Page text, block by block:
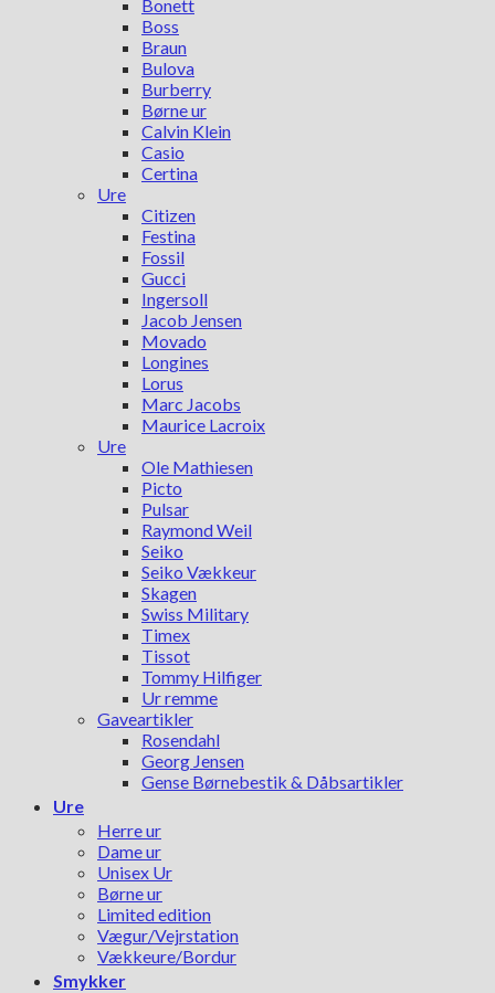
Bonett
Boss
Braun
Bulova
Burberry
Børne ur
Calvin Klein
Casio
Certina
Ure
Citizen
Festina
Fossil
Gucci
Ingersoll
Jacob Jensen
Movado
Longines
Lorus
Marc Jacobs
Maurice Lacroix
Ure
Ole Mathiesen
Picto
Pulsar
Raymond Weil
Seiko
Seiko Vækkeur
Skagen
Swiss Military
Timex
Tissot
Tommy Hilfiger
Ur remme
Gaveartikler
Rosendahl
Georg Jensen
Gense Børnebestik & Dåbsartikler
Ure
Herre ur
Dame ur
Unisex Ur
Børne ur
Limited edition
Vægur/Vejrstation
Vækkeure/Bordur
Smykker